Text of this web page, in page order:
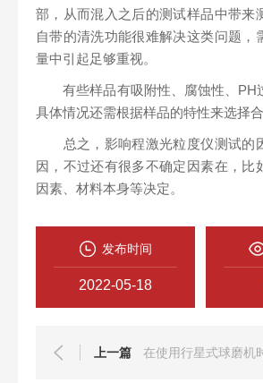
部，从而混入之后的测试样品中带来
自带的清洗功能很难解决这类问题，
量中引起足够重视。
有些样品有吸附性、腐蚀性、PH
具体情况还需根据样品的特性来选择合
总之，影响程激光粒度仪测试的
因，不过还有很多不确定因素在，比
因素、材料本身等决定。
发布时间
2022-05-18
上一篇